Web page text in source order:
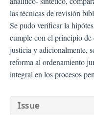
las técnicas de revisión
Se pudo verificar la
cumple con el principio
justicia y adicionalmente,
reforma al ordenamiento
integral en los procesos
Issue